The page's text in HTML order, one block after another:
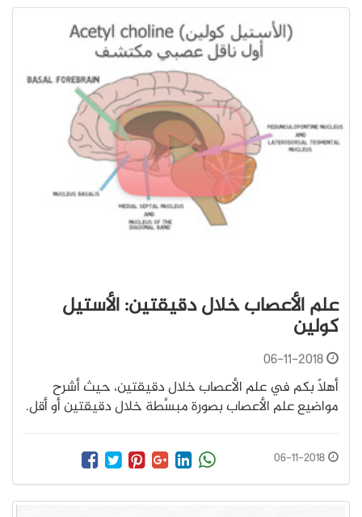
علم الأعصاب خلال دقيقتين: الأستيل
كولين
06-11-2018
أهلًا بكم في علم الأعصاب خلال دقيقتين، حيث أشرح
مواضيع علم الأعصاب بصورة مبسَّطة خلال دقيقتين أو أقل.
06-11-2018